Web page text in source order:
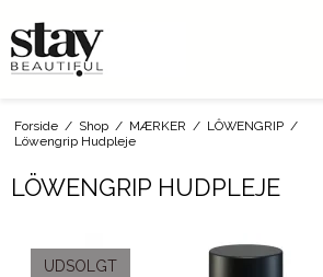
Forside / Shop / MÆRKER / LÔWENGRIP /
Löwengrip Hudpleje
LÖWENGRIP HUDPLEJE
UDSOLGT